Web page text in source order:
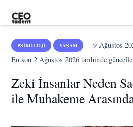
PSIKOLOJI YAŞAM 9 Ağustos
En son2 Ağustos 2026 tarihinde
Zeki İnsanlar Neden
ile Muhakeme